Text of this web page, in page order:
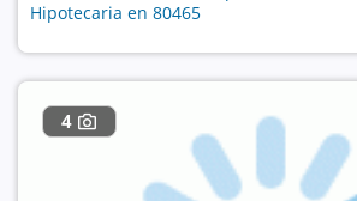
Hipotecaria en 80465
4